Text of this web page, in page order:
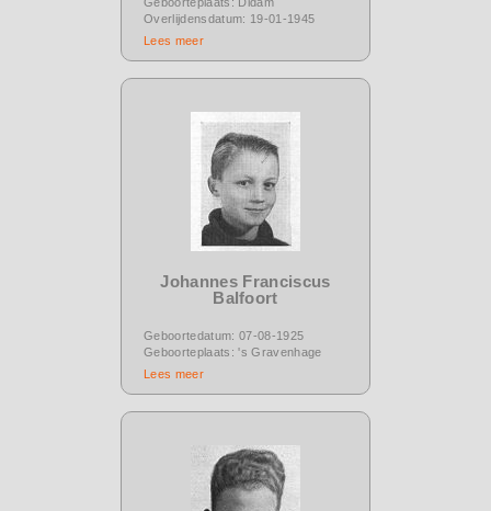
Overlijdensdatum: 19-01-1945
Lees meer
Johannes Franciscus
Balfoort
Geboortedatum: 07-08-1925
Geboorteplaats: 's Gravenhage
Lees meer